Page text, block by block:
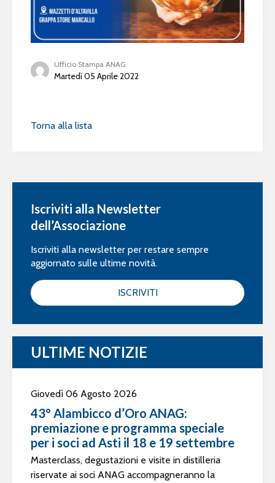
Ufficio Stampa ANAG
Martedì 05 Aprile 2022
Torna alla lista
Iscriviti alla Newsletter
dell’Associazione
Iscriviti alla newsletter per restare sempre
aggiornato sulle ultime novità.
ISCRIVITI
ULTIME NOTIZIE
Giovedì 06 Agosto 2026
43° Alambicco d’Oro ANAG:
premiazione e programma speciale
per i soci ad Asti il 18 e 19 settembre
Masterclass, degustazioni e visite in distilleria
riservate ai soci ANAG accompagneranno la